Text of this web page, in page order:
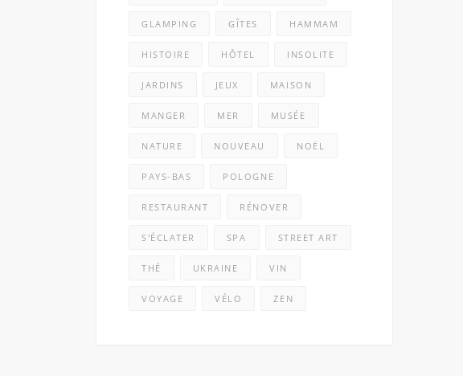
GLAMPING GÎTES HAMMAM
HISTOIRE HÔTEL INSOLITE
JARDINS JEUX MAISON
MANGER MER MUSÉE
NATURE NOUVEAU NOËL
PAYS-BAS POLOGNE
RESTAURANT RÉNOVER
S'ÉCLATER SPA STREET ART
THÉ UKRAINE VIN
VOYAGE VÉLO ZEN